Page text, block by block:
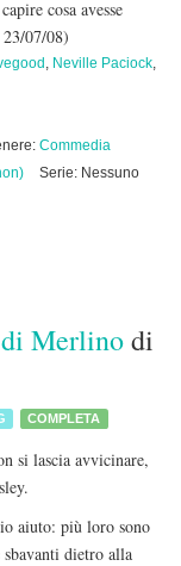
cosa avesse
07/08)
, Neville Paciock,
Commedia
Serie: Nessuno
Merlinodi
COMPLETA
si lascia avvicinare,
aiuto: più loro sono
dietro alla